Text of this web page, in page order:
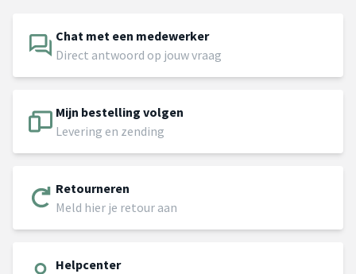
Chat met een medewerker
Direct antwoord op jouw vraag
Mijn bestelling volgen
Levering en zending
Retourneren
Meld hier je retour aan
Helpcenter